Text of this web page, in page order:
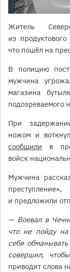
Житель
из
что пошёл на
В полицию
мужчина
магазина
подозреваемого
При
ножом и
сообщили в
войск
Мужчина
и предложили
— Воевал в
что не пойду на
себя
совершил,
приводит слова